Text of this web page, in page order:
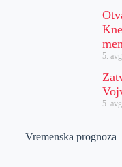
5.
5.
Vremenska prognoza